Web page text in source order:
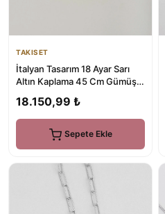
TAKISET
İtalyan Tasarım 18 Ayar Sarı
Altın Kaplama 45 Cm Gümüş
18.150,99 ₺
Sepete Ekle